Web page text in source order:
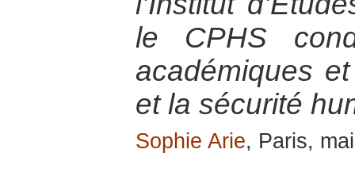
le CPHS
académiques
et la sécurité
Sophie Arie, Paris,